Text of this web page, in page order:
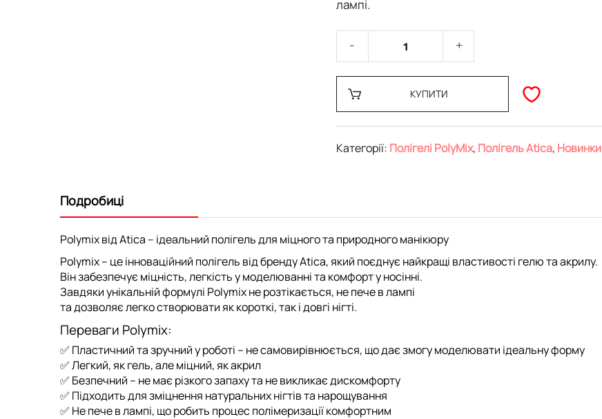
лампі.
КУПИТИ
Категорії: Полігелі PolyMix, Полігель Atica, Новинки
Подробиці
Polymix від Atica – ідеальний полігель для міцного та природного манікюру
Polymix– це інноваційний полігель від брендуAtica, який поєднує найкращі властивості гелю та акрилу.
Він забезпечуєміцність, легкість у моделюванні та комфорт у носінні.
Завдяки унікальній формулі Polymixне розтікається, не пече в лампі
та дозволяє легко створювати яккороткі, так і довгі нігті.
Переваги Polymix:
✅ Пластичний та зручний у роботі – не самовирівнюється, що дає змогу моделювати ідеальну форму
✅Легкий, як гель, але міцний, як акрил
✅ Безпечний – не має різкого запаху та не викликає дискомфорту
✅ Підходить для зміцнення натуральних нігтів та нарощування
✅ Не пече в лампі, що робить процес полімеризації комфортним